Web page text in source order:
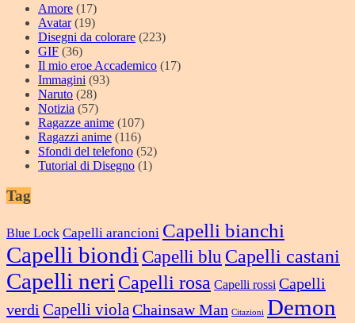
Amore (17)
Avatar(19)
Disegni da colorare (223)
GIF (36)
Il mio eroe Accademico (17)
Immagini (93)
Naruto (28)
Notizia (57)
Ragazze anime (107)
Ragazzi anime (116)
Sfondi del telefono (52)
Tutorial di Disegno (1)
Tag
Blue Lock Capelli arancioni Capelli bianchi
Capelli biondi Capelli blu Capelli castani
Capelli neri Capelli rosa Capelli rossi Capelli
verdi Capelli viola Chainsaw Man Citazioni Demon